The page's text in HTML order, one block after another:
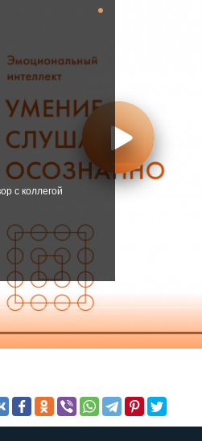
голосом. Когда нужно
с коллегой